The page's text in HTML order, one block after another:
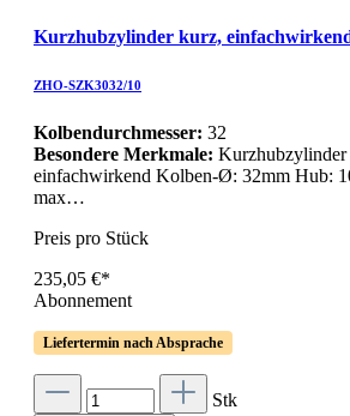
Kurzhubzylinder kurz,
ZHO-SZK3032/10
Kolbendurchmesser: 32
Besondere Merkmale: Kurzhubzylinder
einfachwirkend Kolben-Ø: 32mm Hub:
max…
Preis pro Stück
235,05 €*
Abonnement
Liefertermin nach Absprache
Stk